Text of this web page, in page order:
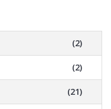
(2)
(2)
(21)